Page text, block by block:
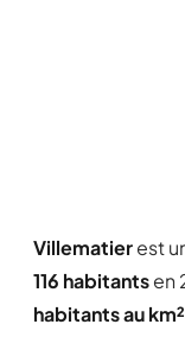
Villematierest
116 habitantsen
habitants au km²